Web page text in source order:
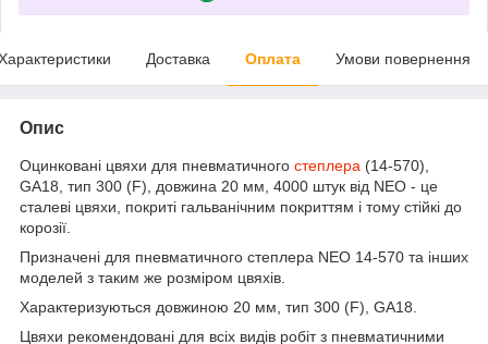
Доставка Оплата Умови повернення
Опис
Оцинковані цвяхи для пневматичного степлера (14-570),
GA18, тип 300 (F), довжина 20 мм, 4000 штук від NEO - це
сталеві цвяхи, покриті гальванічним покриттям і тому стійкі до
корозії.
Призначені для пневматичного степлера NEO 14-570 та інших
моделей з таким же розміром цвяхів.
Характеризуються довжиною 20 мм, тип 300 (F), GA18.
Цвяхи рекомендовані для всіх видів робіт з пневматичними